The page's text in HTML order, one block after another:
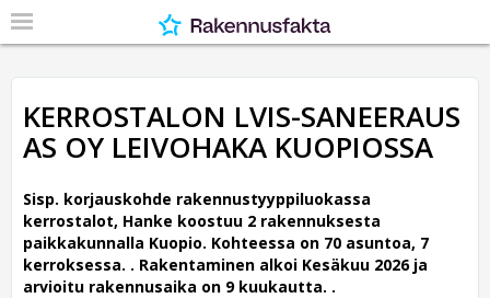
KERROSTALON LVIS-SANEERAUS
AS OY LEIVOHAKA KUOPIOSSA
Sisp. korjauskohde rakennustyyppiluokassa
kerrostalot, Hanke koostuu 2 rakennuksesta
paikkakunnalla Kuopio. Kohteessa on 70 asuntoa, 7
kerroksessa. . Rakentaminen alkoi Kesäkuu 2026 ja
arvioitu rakennusaika on 9 kuukautta. .